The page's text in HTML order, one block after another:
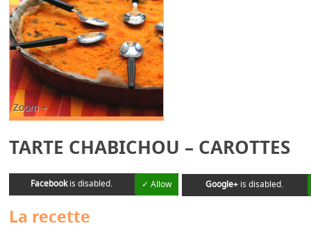
Zoom +
TARTE CHABICHOU – CAROTTES
Facebookis disabled. ✓ Allow Google+ is disabled.
La recette